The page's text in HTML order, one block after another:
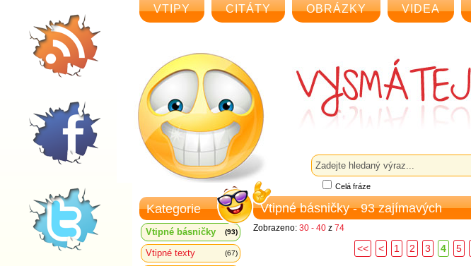
VTIPY CITÁTY OBRÁZKY VIDEA
Celá fráze
Kategorie
Vtipné básničky (93)
Vtipné texty (67)
Vtipné básničky - 93 zajímavých
Zobrazeno: 30 - 40 z 74
<< < 1 2 3 4 5